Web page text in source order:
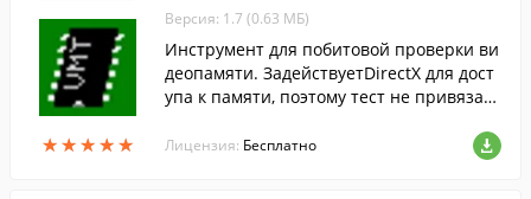
★★★★★
★★★★★
Версия: 1.7 (0.63 МБ)
Инструмент для побитовой проверки ви
деопамяти. ЗадействуетDirectX для дост
упа к памяти, поэтому тест не привязан
Лицензия: Бесплатно